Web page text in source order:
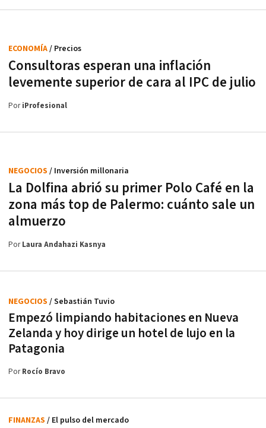
Consultoras esperan una inflación
levemente superior de cara al IPC de julio
ECONOMÍA/ Precios
PoriProfesional
La Dolfina abrió su primer Polo Café en la
zona más top de Palermo: cuánto sale un
almuerzo
NEGOCIOS / Inversión millonaria
PorLaura Andahazi Kasnya
Empezó limpiando habitaciones en Nueva
Zelanda y hoy dirige un hotel de lujo en la
Patagonia
NEGOCIOS / Sebastián Tuvio
PorRocío Bravo
FINANZAS / El pulso del mercado